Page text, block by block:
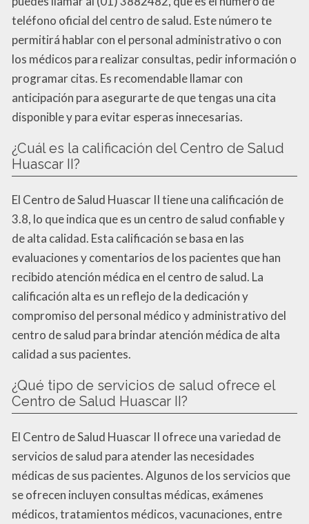
teléfono oficial del centro de salud. Este número te
permitirá hablar con el personal administrativo o con
los médicos para realizar consultas, pedir información o
programar citas. Es recomendable llamar con
anticipación para asegurarte de que tengas una cita
disponible y para evitar esperas innecesarias.
¿Cuál es la calificación del Centro de Salud
Huascar II?
El Centro de Salud Huascar II tiene una calificación de
3.8, lo que indica que es un centro de salud confiable y
de alta calidad. Esta calificación se basa en las
evaluaciones y comentarios de los pacientes que han
recibido atención médica en el centro de salud. La
calificación alta es un reflejo de la dedicación y
compromiso del personal médico y administrativo del
centro de salud para brindar atención médica de alta
calidad a sus pacientes.
¿Qué tipo de servicios de salud ofrece el
Centro de Salud Huascar II?
El Centro de Salud Huascar II ofrece una variedad de
servicios de salud para atender las necesidades
médicas de sus pacientes. Algunos de los servicios que
se ofrecen incluyen consultas médicas, exámenes
médicos, tratamientos médicos, vacunaciones, entre